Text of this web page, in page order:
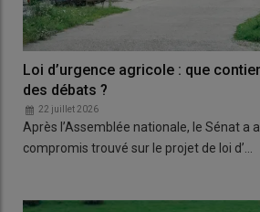
Loi d’urgence agricole : que
des débats ?
22 juillet 2026
Après l’Assemblée nationale, le Sénat a
compromis trouvé sur le projet de loi d’…